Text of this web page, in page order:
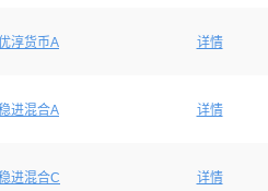
淳货币A 详情
进混合A 详情
进混合C 详情